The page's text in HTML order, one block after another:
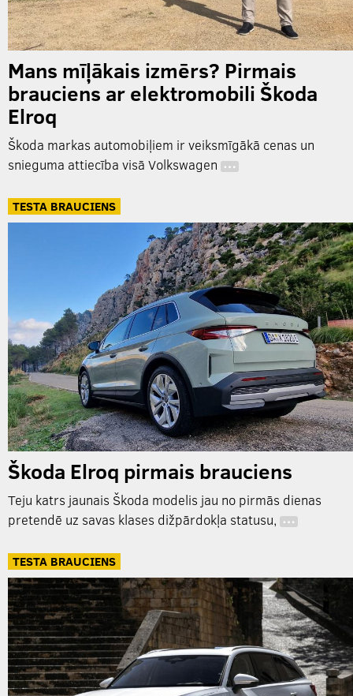
Mans mīļākais izmērs? Pirmais
brauciens ar elektromobili Škoda
Elroq
Škoda markas automobiļiem ir veiksmīgākā cenas un
snieguma attiecība visā Volkswagen …
TESTA BRAUCIENS
Škoda Elroq pirmais brauciens
Teju katrs jaunais Škoda modelis jau no pirmās dienas
pretendē uz savas klases dižpārdokļa statusu, …
TESTA BRAUCIENS